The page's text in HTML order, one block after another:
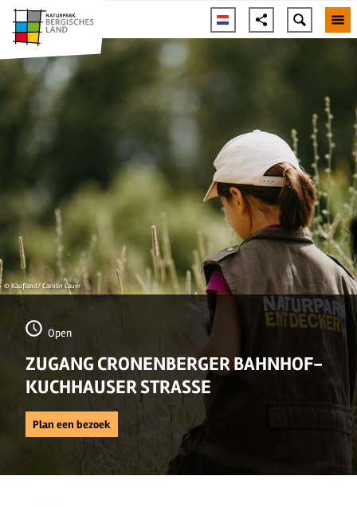
© Kaufland/ Carolin Lauer
Open
ZUGANG CRONENBERGER BAHNHOF-
KUCHHAUSER STRASSE
Plan een bezoek